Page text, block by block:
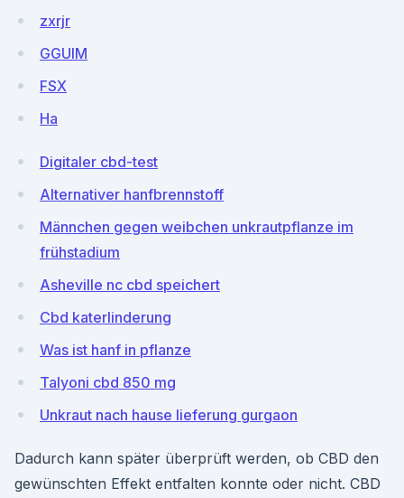
zxrjr
GGUlM
FSX
Ha
Digitaler cbd-test
Alternativer hanfbrennstoff
Männchen gegen weibchen unkrautpflanze im
frühstadium
Asheville nc cbd speichert
Cbd katerlinderung
Was ist hanf in pflanze
Talyoni cbd 850 mg
Unkraut nach hause lieferung gurgaon
Dadurch kann später überprüft werden, ob CBD den
gewünschten Effekt entfalten konnte oder nicht. CBD